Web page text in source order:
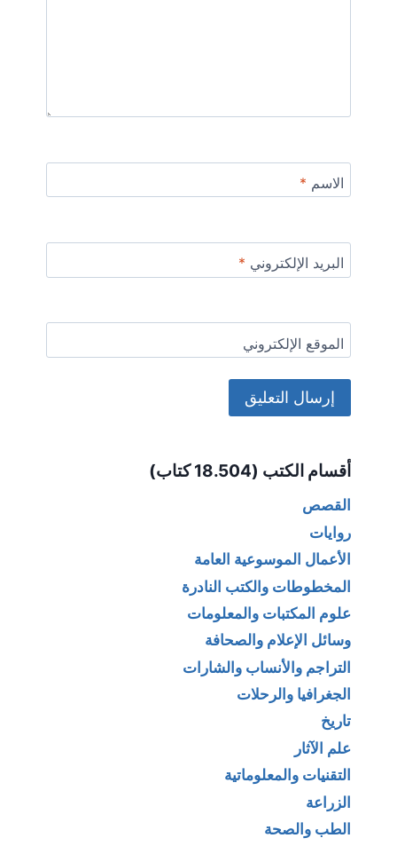
الاسم *
البريد الإلكتروني *
الموقع الإلكتروني
أقسام الكتب (18.504 كتاب)
القصص
روايات
الأعمال الموسوعية العامة
المخطوطات والكتب النادرة
علوم المكتبات والمعلومات
وسائل الإعلام والصحافة
التراجم والأنساب والشارات
الجغرافيا والرحلات
تاريخ
علم الآثار
التقنيات والمعلوماتية
الزراعة
الطب والصحة